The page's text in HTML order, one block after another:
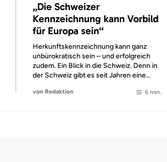
„Die Schweizer
Kennzeichnung kann Vorbild
für Europa sein“
Herkunftskennzeichnung kann ganz
unbürokratisch sein – und erfolgreich
zudem. Ein Blick in die Schweiz. Denn in
der Schweiz gibt es seit Jahren eine…
von Redaktion 6 min.